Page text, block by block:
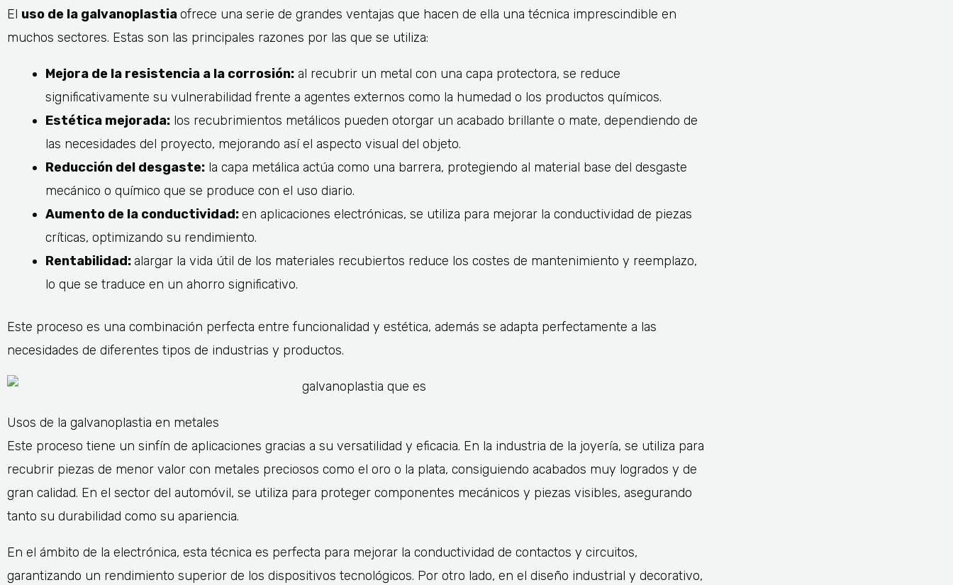
El uso de la galvanoplastiaofrece una serie de grandes ventajas que hacen de ella una técnica imprescindible en
muchos sectores. Estas son las principales razones por las que se utiliza:
Mejora de la resistencia a la corrosión: al recubrir un metal con una capa protectora, se reduce
significativamente su vulnerabilidad frente a agentes externos como la humedad o los productos químicos.
Estética mejorada: los recubrimientos metálicos pueden otorgar un acabado brillante o mate, dependiendo de
las necesidades del proyecto, mejorando así el aspecto visual del objeto.
Reducción del desgaste: la capa metálica actúa como una barrera, protegiendo al material base del desgaste
mecánico o químico que se produce con el uso diario.
Aumento de la conductividad:en aplicaciones electrónicas, se utiliza para mejorar la conductividad de piezas
críticas, optimizando su rendimiento.
Rentabilidad: alargar la vida útil de los materiales recubiertos reduce los costes de mantenimiento y reemplazo,
lo que se traduce en un ahorro significativo.
Este proceso es una combinación perfecta entre funcionalidad y estética, además se adapta perfectamente a las
necesidades de diferentes tipos de industrias y productos.
Usos de la galvanoplastia en metales
Este proceso tiene un sinfín de aplicaciones gracias a su versatilidad y eficacia. En la industria de la joyería, se utiliza para
recubrir piezas de menor valor con metales preciosos como el oro o la plata, consiguiendo acabados muy logrados y de
gran calidad. En el sector del automóvil, se utiliza para proteger componentes mecánicos y piezas visibles, asegurando
tanto su durabilidad como su apariencia.
En el ámbito de la electrónica, esta técnica es perfecta para mejorar la conductividad de contactos y circuitos,
garantizando un rendimiento superior de los dispositivos tecnológicos. Por otro lado, en el diseño industrial y decorativo,